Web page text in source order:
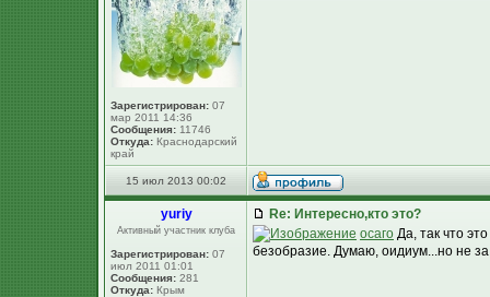
Зарегистрирован: 07
мар 2011 14:36
Сообщения: 11746
Откуда: Краснодарский
край
15 июл 2013 00:02
yuriy
Активный участник клуба
Зарегистрирован: 07
июл 2011 01:01
Сообщения: 281
Откуда: Крым
Re: Интересно,кто это?
осаго Да, так что
безобразие. Думаю, оидиум...но не